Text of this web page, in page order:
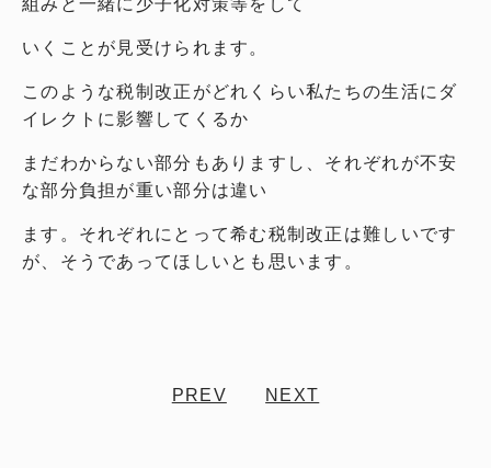
組みと一緒に少子化対策等をして
いくことが見受けられます。
このような税制改正がどれくらい私たちの生活にダ
イレクトに影響してくるか
まだわからない部分もありますし、それぞれが不安
な部分負担が重い部分は違い
ます。それぞれにとって希む税制改正は難しいです
が、そうであってほしいとも思います。
PREV NEXT